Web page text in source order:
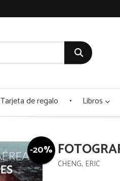
Tarjeta de regalo Libros
-20%
CHENG, ERIC